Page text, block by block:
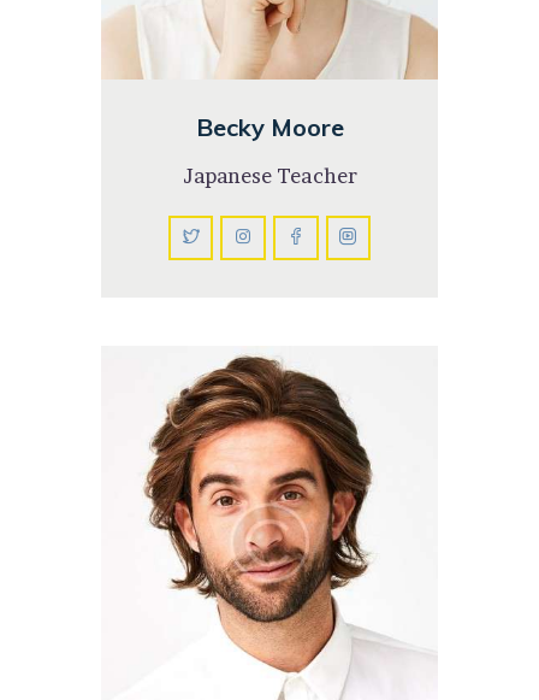
Becky Moore
Japanese Teacher